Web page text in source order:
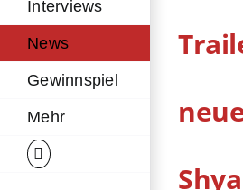
Interviews
News
Gewinnspiel
Mehr